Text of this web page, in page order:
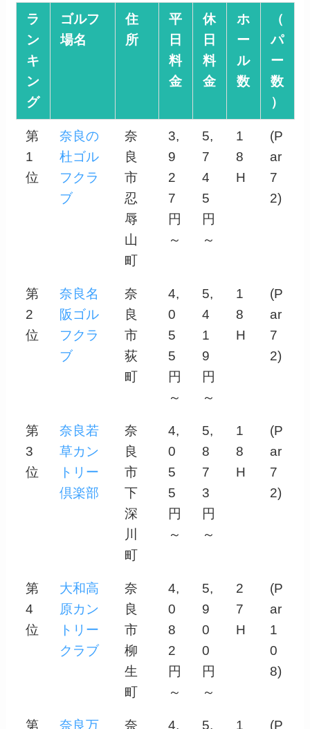
ラ
ン
キ
ン
グ
ゴルフ
場名
住
所
平
日
料
金
休
日
料
金
ホ
ー
ル
数
（
パ
ー
数
）
第
1
位
奈良の
杜ゴル
フクラ
ブ
奈
良
市
忍
辱
山
町
3,
9
2
7
円
～
5,
7
4
5
円
～
1
8
H
(P
ar
7
2)
第
2
位
奈良名
阪ゴル
フクラ
ブ
奈
良
市
荻
町
4,
0
5
5
円
～
5,
4
1
9
円
～
1
8
H
(P
ar
7
2)
第
3
位
奈良若
草カン
トリー
倶楽部
奈
良
市
下
深
川
町
4,
0
5
5
円
～
5,
8
7
3
円
～
1
8
H
(P
ar
7
2)
第
4
位
大和高
原カン
トリー
クラブ
奈
良
市
柳
生
町
4,
0
8
2
円
～
5,
9
0
0
円
～
2
7
H
(P
ar
1
0
8)
第 奈良万 奈 4, 5, 1 (P